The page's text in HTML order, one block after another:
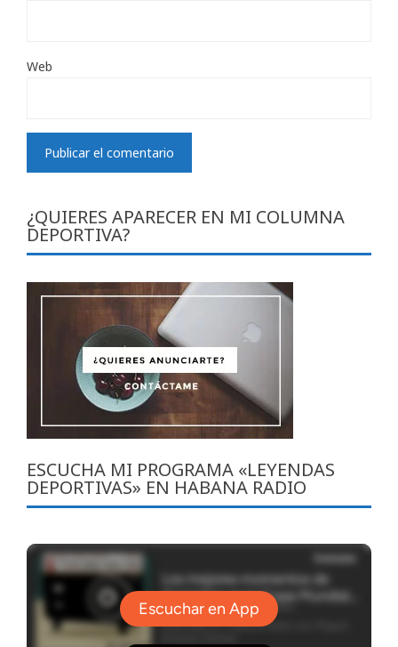
Web
¿QUIERES APARECER EN MI COLUMNA
DEPORTIVA?
ESCUCHA MI PROGRAMA «LEYENDAS
DEPORTIVAS» EN HABANA RADIO